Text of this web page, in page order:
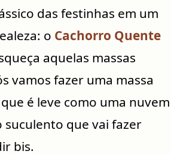
das festinhas em um
o Cachorro Quente
aquelas massas
vamos fazer uma massa
é leve como uma nuvem
suculento que vai fazer
bis.